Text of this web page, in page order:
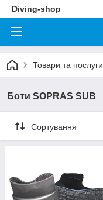
Diving-shop
Товари та послуги
Боти SOPRAS SUB
Сортування